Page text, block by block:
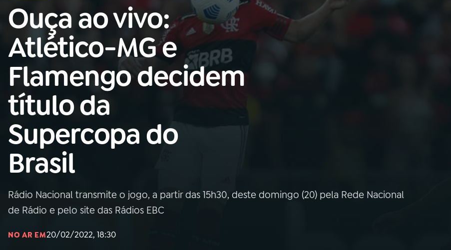
Buscar
na
Rádio
Nacional
AO VIVO
01INÍCIO
02A RÁDIO
PROGRAMAÇÃO
04PROGRAMAS
06VIDEOCASTS
Ouça ao vivo:
Atlético-MG e
Flamengo decidem
título da
Supercopa do
Brasil
Rádio Nacional transmite o jogo, a partir das 15h30, deste domingo (20) pela Rede Nacional
de Rádio e pelo site das Rádios EBC
NO AR EM20/02/2022, 18:30